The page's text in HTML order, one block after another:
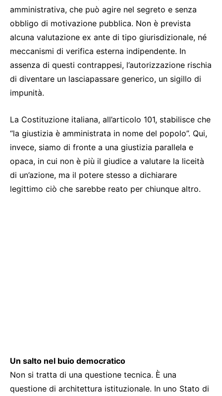
amministrativa, che può agire nel segreto e senza
obbligo di motivazione pubblica. Non è prevista
alcuna valutazione ex ante di tipo giurisdizionale, né
meccanismi di verifica esterna indipendente. In
assenza di questi contrappesi, l’autorizzazione rischia
di diventare un lasciapassare generico, un sigillo di
impunità.
La Costituzione italiana, all’articolo 101, stabilisce che
“la giustizia è amministrata in nome del popolo”. Qui,
invece, siamo di fronte a una giustizia parallela e
opaca, in cui non è più il giudice a valutare la liceità
di un’azione, ma il potere stesso a dichiarare
legittimo ciò che sarebbe reato per chiunque altro.
Un salto nel buio democratico
Non si tratta di una questione tecnica. È una
questione di architettura istituzionale. In uno Stato di